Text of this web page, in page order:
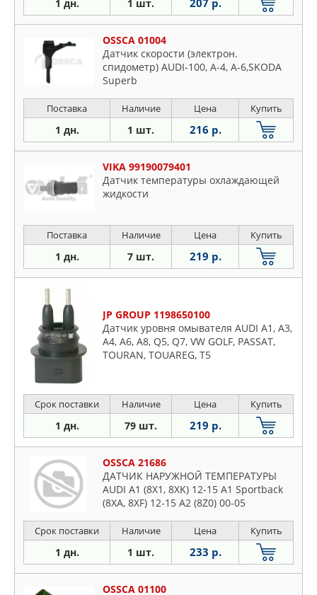
1 дн. 1 шт. 207 р.
OSSCA 01004
Датчик скорости (электрон.
спидометр) AUDI-100, A-4, A-6,SKODA
Superb
Поставка Наличие Цена Купить
1 дн. 1 шт. 216 р.
VIKA 99190079401
Датчик температуры охлаждающей
жидкости
Поставка Наличие Цена Купить
1 дн. 7 шт. 219 р.
JP GROUP 1198650100
Датчик уровня омывателя AUDI A1, A3,
A4, A6, A8, Q5, Q7, VW GOLF, PASSAT,
TOURAN, TOUAREG, T5
Срок поставки Наличие Цена Купить
1 дн. 79 шт. 219 р.
OSSCA 21686
ДАТЧИК НАРУЖНОЙ ТЕМПЕРАТУРЫ
AUDI A1 (8X1, 8XK) 12-15 A1 Sportback
(8XA, 8XF) 12-15 A2 (8Z0) 00-05
Срок поставки Наличие Цена Купить
1 дн. 1 шт. 233 р.
OSSCA 01100